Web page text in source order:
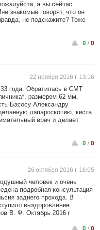
а вы сейчас
знакомые говорят, что он
не подскажите? Тоже
0/0
22 ноября 2016 г. 13:16
года. Обратилась в СМТ
размером 62 мм.
Басосу Александру
лапароскопию, киста
врач и делает
0/0
26 октября 2016 г. 16:05
человек и очень
подробная консультация
заднего прохода. В
выздоровление.
В. Ф. Октябрь 2016 г
0/0